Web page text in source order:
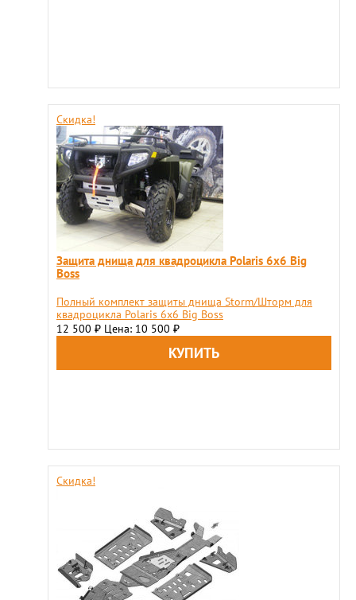
Скидка!
Защита днища для квадроцикла Polaris 6х6 Big
Boss
Полный комплект защиты днища Storm/Шторм для
квадроцикла Polaris 6х6 Big Boss
12 500 ₽ Цена: 10 500 ₽
Скидка!